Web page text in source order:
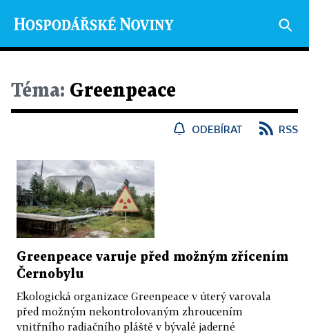
Téma: Greenpeace
ODEBÍRAT RSS
Greenpeace varuje před možným zřícením
Černobylu
Ekologická organizace Greenpeace v úterý varovala
před možným nekontrolovaným zhroucením
vnitřního radiačního pláště v bývalé jaderné